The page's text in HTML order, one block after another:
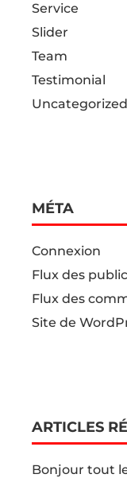
Service
Slider
Team
Testimonial
Uncategorized
MÉTA
Connexion
Flux des
Flux des
Site de
ARTICLES
Bonjour tout